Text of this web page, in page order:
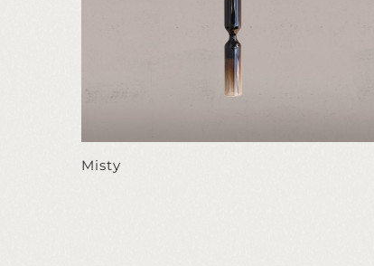
Misty